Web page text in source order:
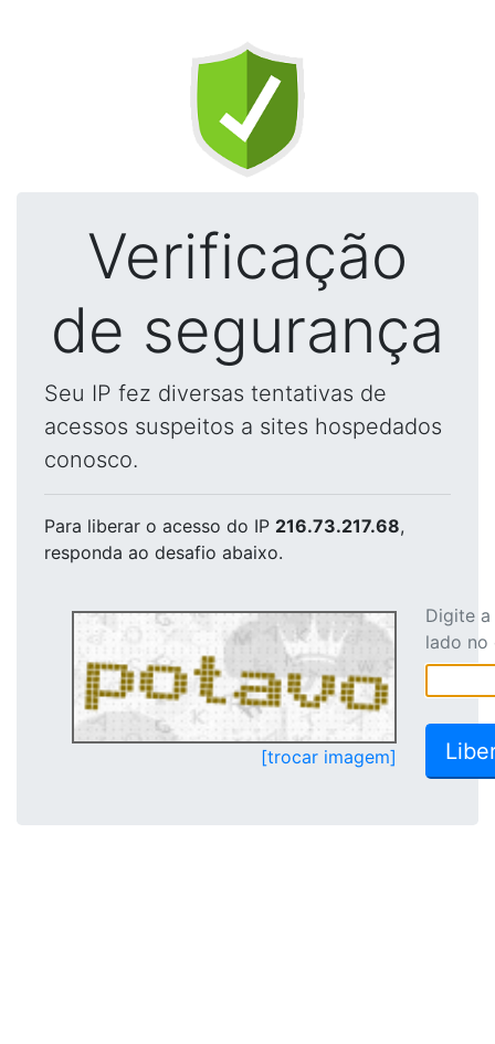
Verificação
de segurança
Seu IP fez diversas tentativas de
acessos suspeitos a sites hospedados
conosco.
Para liberar o acesso do IP 216.73.217.68,
responda ao desafio abaixo.
[trocar imagem]
Digite
lado no